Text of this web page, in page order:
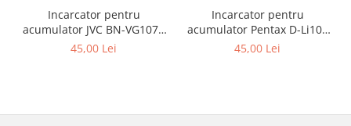
Incarcator pentru
acumulator JVC BN-VG107e
Patona
45,00 Lei
Incarcator pentru
acumulator Pentax D-Li109
Patona
45,00 Lei